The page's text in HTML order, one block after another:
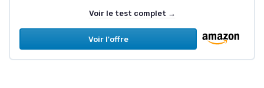
Voir le test complet →
Voir l'offre